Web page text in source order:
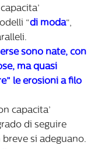
“di moda“,
sono nate, con
ma quasi
le erosioni a filo
capacita’
di seguire
si adeguano.